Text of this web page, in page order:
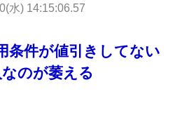
水) 14:15:06.57
条件が値引きしてない
のが萎える